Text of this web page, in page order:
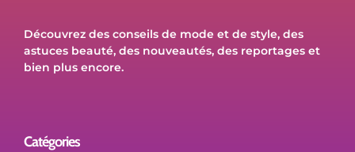
Découvrez des conseils de mode et de style, des
astuces beauté, des nouveautés, des reportages et
bien plus encore.
Catégories